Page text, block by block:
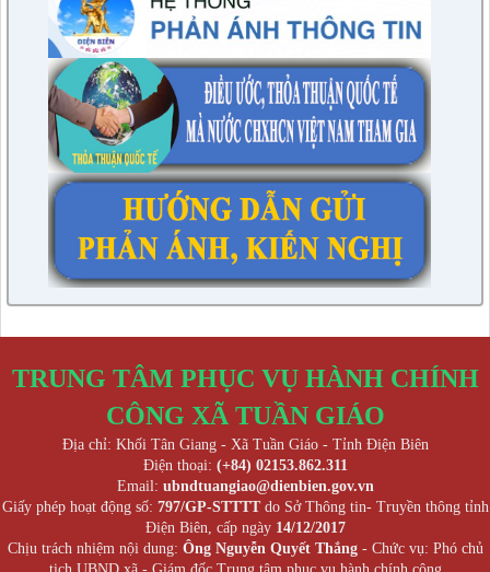
TRUNG TÂM PHỤC VỤ HÀNH CHÍNH
CÔNG XÃ TUẦN GIÁO
Địa chỉ: Khối Tân Giang - Xã Tuần Giáo - Tỉnh Điện Biên
Điện thoại: (+84) 02153.862.311
Email: ubndtuangiao@dienbien.gov.vn
Giấy phép hoạt động số: 797/GP-STTTTdo Sở Thông tin- Truyền thông tỉnh
Điện Biên, cấp ngày 14/12/2017
Chịu trách nhiệm nội dung: Ông Nguyễn Quyết Thắng- Chức vụ: Phó chủ